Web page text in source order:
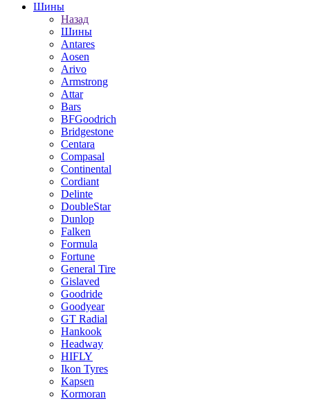
Шины
Назад
Шины
Antares
Aosen
Arivo
Armstrong
Attar
Bars
BFGoodrich
Bridgestone
Centara
Compasal
Continental
Cordiant
Delinte
DoubleStar
Dunlop
Falken
Formula
Fortune
General Tire
Gislaved
Goodride
Goodyear
GT Radial
Hankook
Headway
HIFLY
Ikon Tyres
Kapsen
Kormoran